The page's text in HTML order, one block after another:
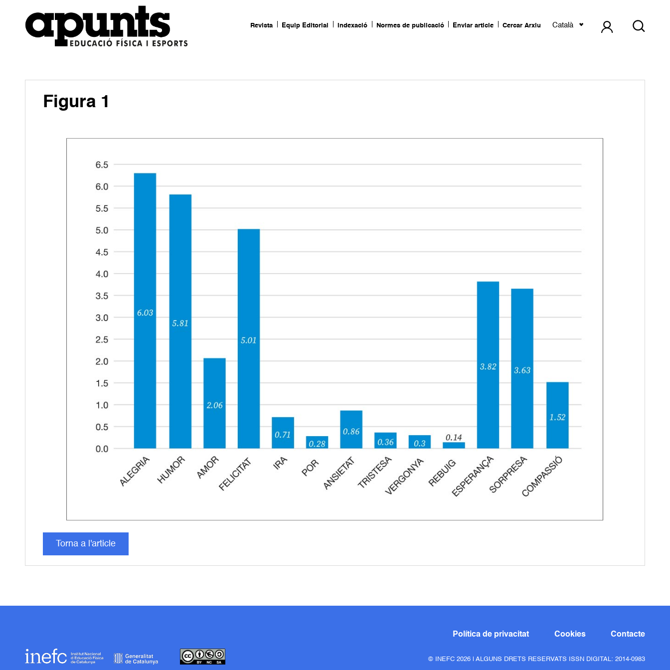
Revista Equip Editorial Indexació Normes de publicació Enviar article Cercar Arxiu Català
Figura 1
Torna a l'article
Política de privacitat Cookies Contacte
© INEFC 2026 | ALGUNS DRETS RESERVATS ISSN DIGITAL: 2014-0983